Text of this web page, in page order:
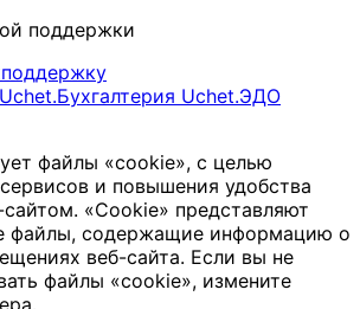
поддержки
Uchet.Бухгалтерия Uchet.ЭДО
файлы «cookie», с целью
и повышения удобства
«Cookie» представляют
файлы, содержащие информацию о
веб-сайта. Если вы не
файлы «cookie», измените